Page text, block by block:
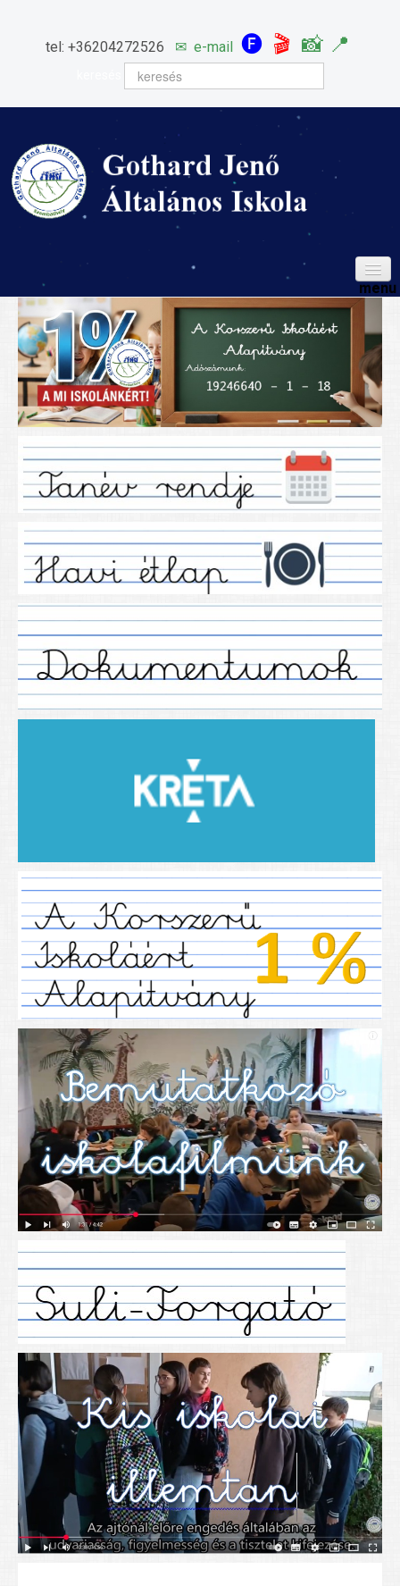
tel: +36204272526 ✉ e-mail 🅕 🎬 📸 📍
HÍREINK
ISKOLÁNK
Igazgatói köszöntő
Iskolánkról
Tanáraink
Tanéveink
Régebbi tanéveink
2021/2022 tanév
2013/2014. tanév
2014/2015. tanév
2015/2016. tanév
2016/2017 tanév
2018/2019 tanév
2019/2020-as tanév
Pályázataink
SIHU
EFOP 325
TÁMOP
TIOP
Határtalanul
Névadónk
UNESCO Társult Iskola
Sportversenyek
Tanulmányi versenyek
Alapítványunk
Nyitva tartás
SZÜLŐKNEK
Google Tanterem, Classroom - útmutató diákoknak
Tanév rendje
Étkezés befizetése
Étlap
eKréta
Diákigazolvány igénylése
Mindennapos testnevelés